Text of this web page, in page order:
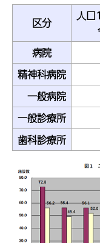
区分
人口
病院
精神科病院
一般病院
一般診療所
歯科診療所